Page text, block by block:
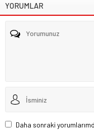
YORUMLAR
Daha sonraki